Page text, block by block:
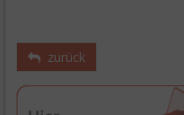
zurück